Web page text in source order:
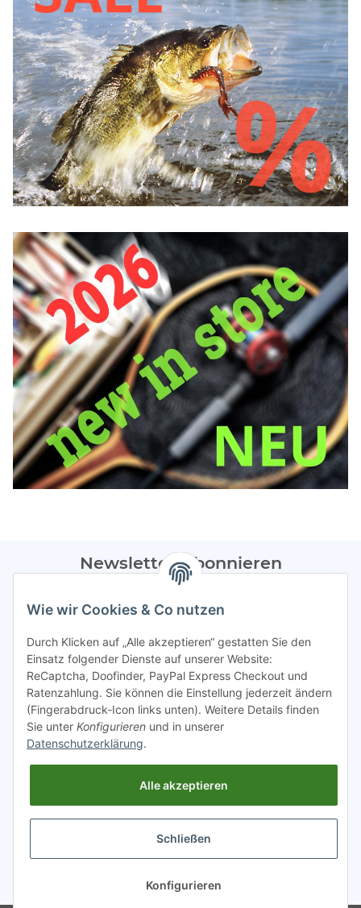
Newsletter Abonnieren
Bitte sendet mir entsprechend eurer
regelmäßig Infos zu euren Aktionen per E-Mail zu.
Abonnieren
Spamschutz aktiv
Gesetzliche Informationen
* Alle Preise inkl. gesetzlicher USt.
Wie wir Cookies & Co nutzen
Durch Klicken auf „Alle akzeptieren“ gestatten Sie den
Einsatz folgender Dienste auf unserer Website:
ReCaptcha, Doofinder, PayPal Express Checkout und
Ratenzahlung. Sie können die Einstellung jederzeit ändern
(Fingerabdruck-Icon links unten). Weitere Details finden
Sie unter Konfigurieren und in unserer
Datenschutzerklärung.
Alle akzeptieren
Schließen
Konfigurieren